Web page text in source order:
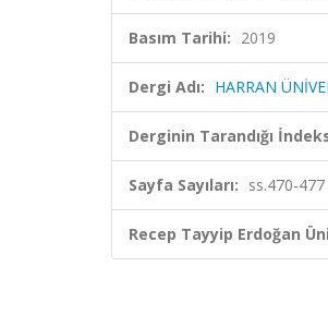
Basım Tarihi: 2019
Dergi Adı: HARRAN
Derginin Tarandığı
Sayfa Sayıları: ss.470-477
Recep Tayyip Erdoğan